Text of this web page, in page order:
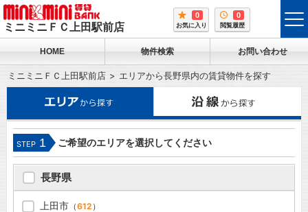
ミニミニＦＣ上田駅前店
0
お気に入り
0
閲覧履歴
HOME 物件検索 お問い合わせ
ミニミニＦＣ上田駅前店 エリアから長野県内の賃貸物件を探す
STEP 1 ご希望のエリアを選択してください
長野県
上田市（612 ）